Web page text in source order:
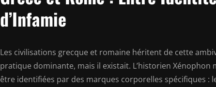
d’Infamie
Les civilisations grecque et romaine héritent de cette
pratique dominante, mais il existait. L’historien
être identifiées par des marques corporelles spécifiques